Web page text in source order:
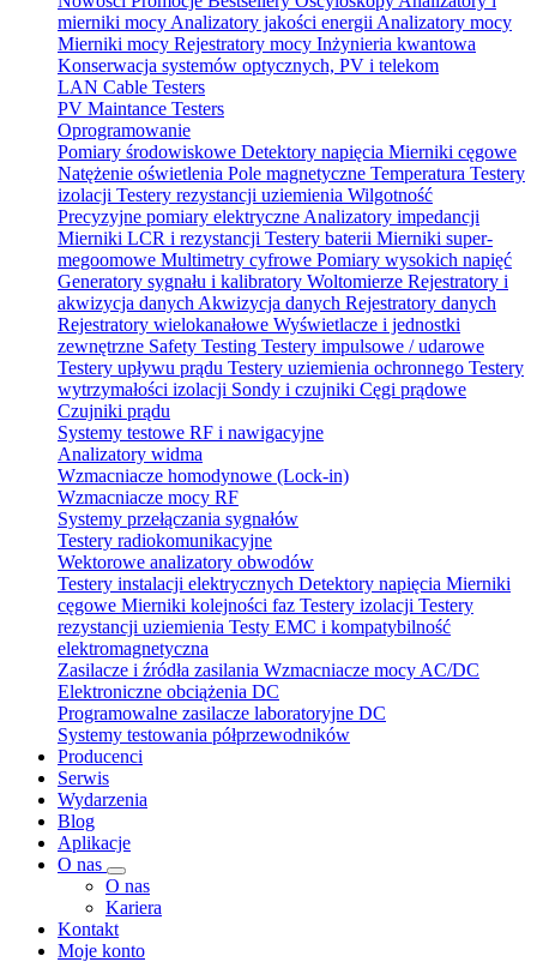
mierniki mocy Analizatory jakości energii Analizatory mocy
Mierniki mocy Rejestratory mocy Inżynieria kwantowa
Konserwacja systemów optycznych, PV i telekom
LAN Cable Testers
PV Maintance Testers
Oprogramowanie
Pomiary środowiskowe Detektory napięcia Mierniki cęgowe
Natężenie oświetlenia Pole magnetyczne Temperatura Testery
izolacji Testery rezystancji uziemienia Wilgotność
Precyzyjne pomiary elektryczne Analizatory impedancji
Mierniki LCR i rezystancji Testery baterii Mierniki super-
megoomowe Multimetry cyfrowe Pomiary wysokich napięć
Generatory sygnału i kalibratory Woltomierze Rejestratory i
akwizycja danych Akwizycja danych Rejestratory danych
Rejestratory wielokanałowe Wyświetlacze i jednostki
zewnętrzne Safety Testing Testery impulsowe / udarowe
Testery upływu prądu Testery uziemienia ochronnego Testery
wytrzymałości izolacji Sondy i czujniki Cęgi prądowe
Czujniki prądu
Systemy testowe RF i nawigacyjne
Analizatory widma
Wzmacniacze homodynowe (Lock‑in)
Wzmacniacze mocy RF
Systemy przełączania sygnałów
Testery radiokomunikacyjne
Wektorowe analizatory obwodów
Testery instalacji elektrycznych Detektory napięcia Mierniki
cęgowe Mierniki kolejności faz Testery izolacji Testery
rezystancji uziemienia Testy EMC i kompatybilność
elektromagnetyczna
Zasilacze i źródła zasilania Wzmacniacze mocy AC/DC
Elektroniczne obciążenia DC
Programowalne zasilacze laboratoryjne DC
Systemy testowania półprzewodników
Producenci
Serwis
Wydarzenia
Blog
Aplikacje
O nas
O nas
Kariera
Kontakt
Moje konto